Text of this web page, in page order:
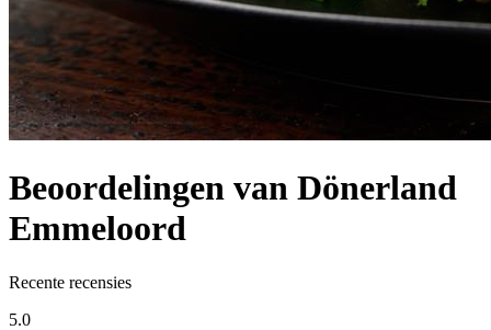
Beoordelingen van Dönerland
Emmeloord
Recente recensies
5.0